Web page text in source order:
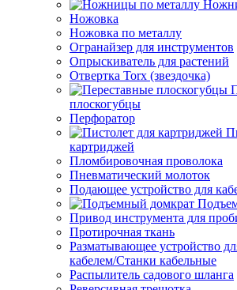
Ножовка
Ножовка по металлу
Огранайзер для инструментов
Опрыскиватель для растений
Отвертка Torx (звездочка)
плоскогубцы
Перфоратор
картриджей
Пломбировочная проволока
Пневматический молоток
Подающее устройство для
Привод инструмента для
Протирочная ткань
Разматывающее устройство
кабелем/Станки кабельные
Распылитель садового шланга